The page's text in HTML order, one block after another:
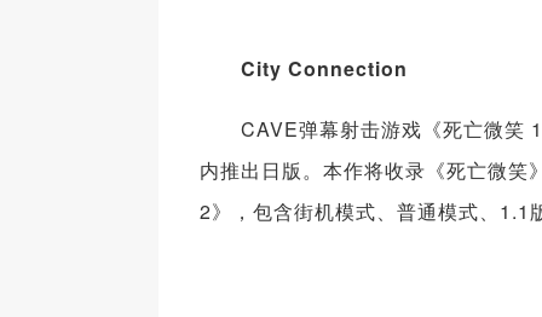
City Connection
CAVE弹幕射击游戏《死亡微笑
内推出日版。本作将收录《死亡微
2》，包含街机模式、普通模式、1.1